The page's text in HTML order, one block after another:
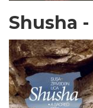
Shusha